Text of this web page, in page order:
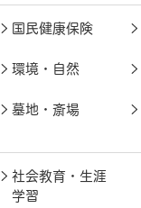
国民健康保険
環境・自然
墓地・斎場
社会教育・生涯
学習